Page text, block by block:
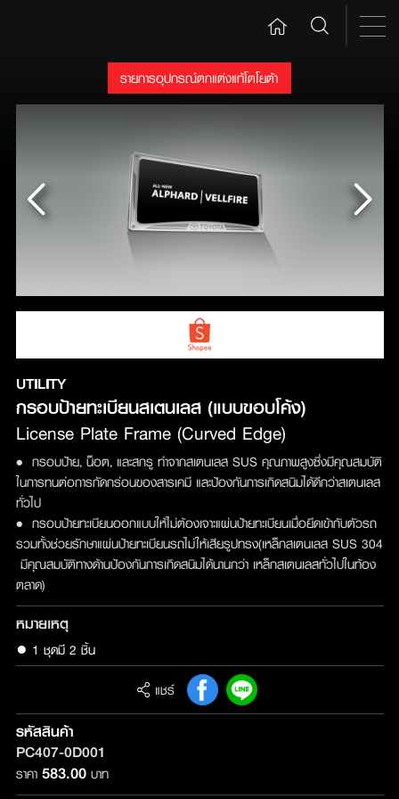
รายการอุปกรณ์ตกแต่งแท้โตโยต้า
UTILITY
กรอบป้ายทะเบียนสเตนเลส (แบบขอบโค้ง)
License Plate Frame (Curved Edge)
• กรอบป้าย, น็อต, และสกรู ทำจากสเตนเลส SUS คุณภาพสูงซึ่งมีคุณสมบัติ
ในการทนต่อการกัดกร่อนของสารเคมี และป้องกันการเกิดสนิมได้ดีกว่าสเตนเลส
ทั่วไป
• กรอบป้ายทะเบียนออกแบบให้ไม่ต้องเจาะแผ่นป้ายทะเบียนเมื่อยึดเข้ากับตัวรถ
รวมทั้งช่วยรักษาแผ่นป้ายทะเบียนรถไม่ให้เสียรูปทรง(เหล็กสเตนเลส SUS 304
มีคุณสมบัติทางด้านป้องกันการเกิดสนิมได้นานกว่า เหล็กสเตนเลสทั่วไปในท้อง
ตลาด)
หมายเหตุ
● 1 ชุดมี 2 ชิ้น
แชร์
รหัสสินค้า
PC407-0D001
ราคา 583.00บาท